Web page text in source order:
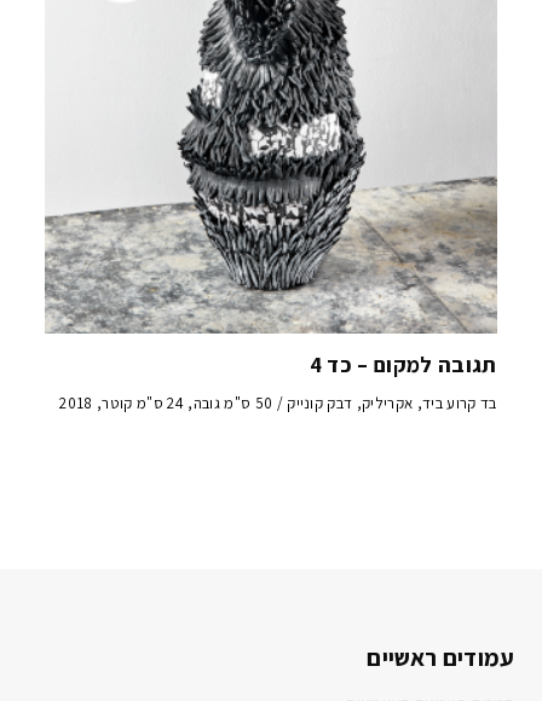
תגובה למקום – כד 4
בד קרוע ביד, אקריליק, דבק קונייק / 50 ס"מ גובה, 24 ס"מ קוטר, 2018
עמודים ראשיים